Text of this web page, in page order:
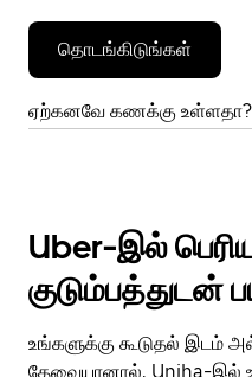
தொடங்கிடுங்கள்
ஏற்கனவே கணக்கு உள்ளதா?
Uber-இல்
உங்களுக்கு கூடுதல் இடம்
தேவையானால், Unjha-இல்